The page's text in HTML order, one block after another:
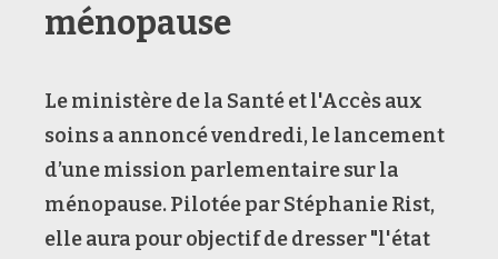
ménopause
Le ministère de la Santé et l'Accès aux
soins a annoncé vendredi, le lancement
d’une mission parlementaire sur la
ménopause. Pilotée par Stéphanie Rist,
elle aura pour objectif de dresser "l'état